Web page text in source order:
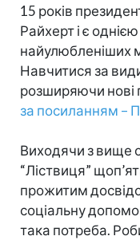
15 років
Райхерт і є
найулюбленіших
Навчитися за
розширяючи нові
за посиланням –
Виходячи з вище
“Ліствиця”
прожитим
соціальну
така потреба.